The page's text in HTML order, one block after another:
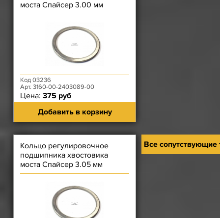
моста Спайсер 3.00 мм
Код 03236
Арт. 3160-00-2403089-00
Цена: 375 руб
Добавить в корзину
Кольцо регулировочное
подшипника хвостовика
моста Спайсер 3.05 мм
Все сопутствующие